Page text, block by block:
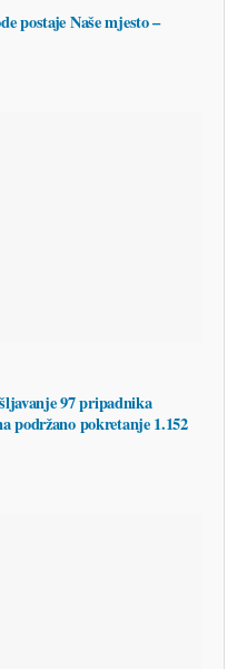
postaje Naše mjesto –
97 pripadnika
podržano pokretanje 1.152